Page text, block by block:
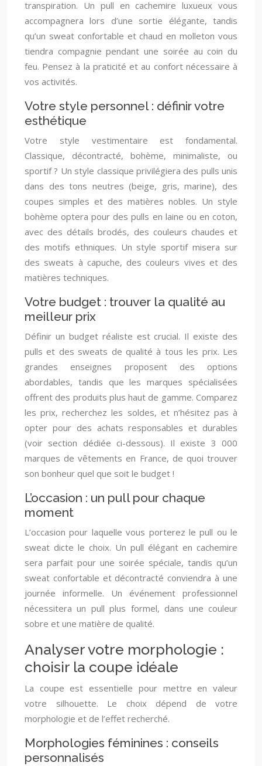
transpiration. Un pull en cachemire luxueux vous
accompagnera lors d’une sortie élégante, tandis
qu’un sweat confortable et chaud en molleton vous
tiendra compagnie pendant une soirée au coin du
feu. Pensez à la praticité et au confort nécessaire à
vos activités.
Votre style personnel : définir votre
esthétique
Votre style vestimentaire est fondamental.
Classique, décontracté, bohème, minimaliste, ou
sportif ? Un style classique privilégiera des pulls unis
dans des tons neutres (beige, gris, marine), des
coupes simples et des matières nobles. Un style
bohème optera pour des pulls en laine ou en coton,
avec des détails brodés, des couleurs chaudes et
des motifs ethniques. Un style sportif misera sur
des sweats à capuche, des couleurs vives et des
matières techniques.
Votre budget : trouver la qualité au
meilleur prix
Définir un budget réaliste est crucial. Il existe des
pulls et des sweats de qualité à tous les prix. Les
grandes enseignes proposent des options
abordables, tandis que les marques spécialisées
offrent des produits plus haut de gamme. Comparez
les prix, recherchez les soldes, et n’hésitez pas à
opter pour des achats responsables et durables
(voir section dédiée ci-dessous). Il existe 3 000
marques de vêtements en France, de quoi trouver
son bonheur quel que soit le budget !
L’occasion : un pull pour chaque
moment
L’occasion pour laquelle vous porterez le pull ou le
sweat dicte le choix. Un pull élégant en cachemire
sera parfait pour une soirée spéciale, tandis qu’un
sweat confortable et décontracté conviendra à une
journée informelle. Un événement professionnel
nécessitera un pull plus formel, dans une couleur
sobre et une matière de qualité.
Analyser votre morphologie :
choisir la coupe idéale
La coupe est essentielle pour mettre en valeur
votre silhouette. Le choix dépend de votre
morphologie et de l’effet recherché.
Morphologies féminines : conseils
personnalisés